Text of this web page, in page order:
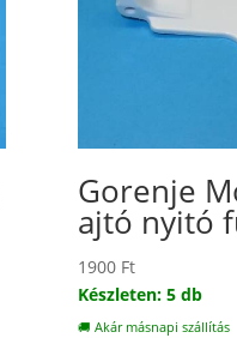
Gorenje
ajtó nyitó
1900 Ft
Készleten: 5 db
🚚 Akár másnapi szállítás